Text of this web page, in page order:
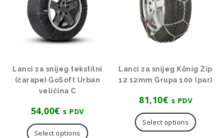
Lanci za snijeg tekstilni
(čarape) GoSoft Urban
veličina C
54,00€ s PDV
Select options
Lanci za snijeg König Zip
12 12mm Grupa 100 (par)
81,10€ s PDV
Select options